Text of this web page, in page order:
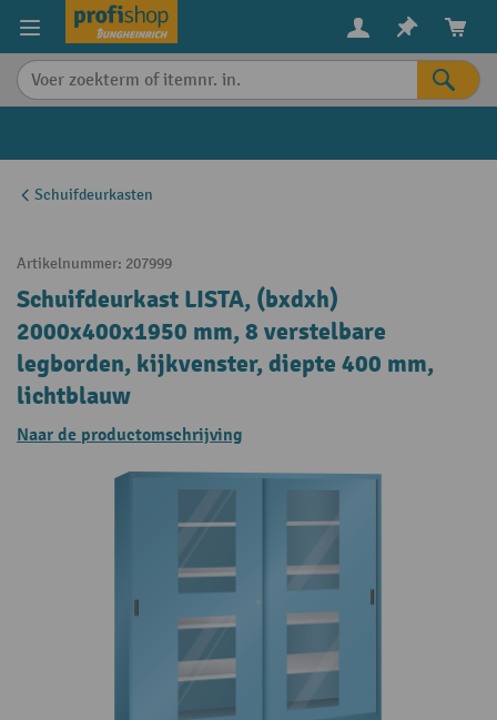
content
Schuifdeurkasten
Artikelnummer: 207999
Schuifdeurkast LISTA, (bxdxh)
2000x400x1950 mm, 8 verstelbare
legborden, kijkvenster, diepte 400 mm,
lichtblauw
Naar de productomschrijving